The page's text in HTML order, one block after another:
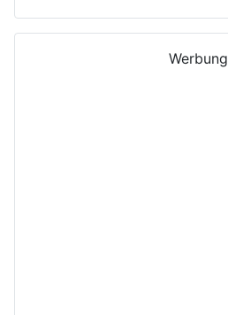
Werbung